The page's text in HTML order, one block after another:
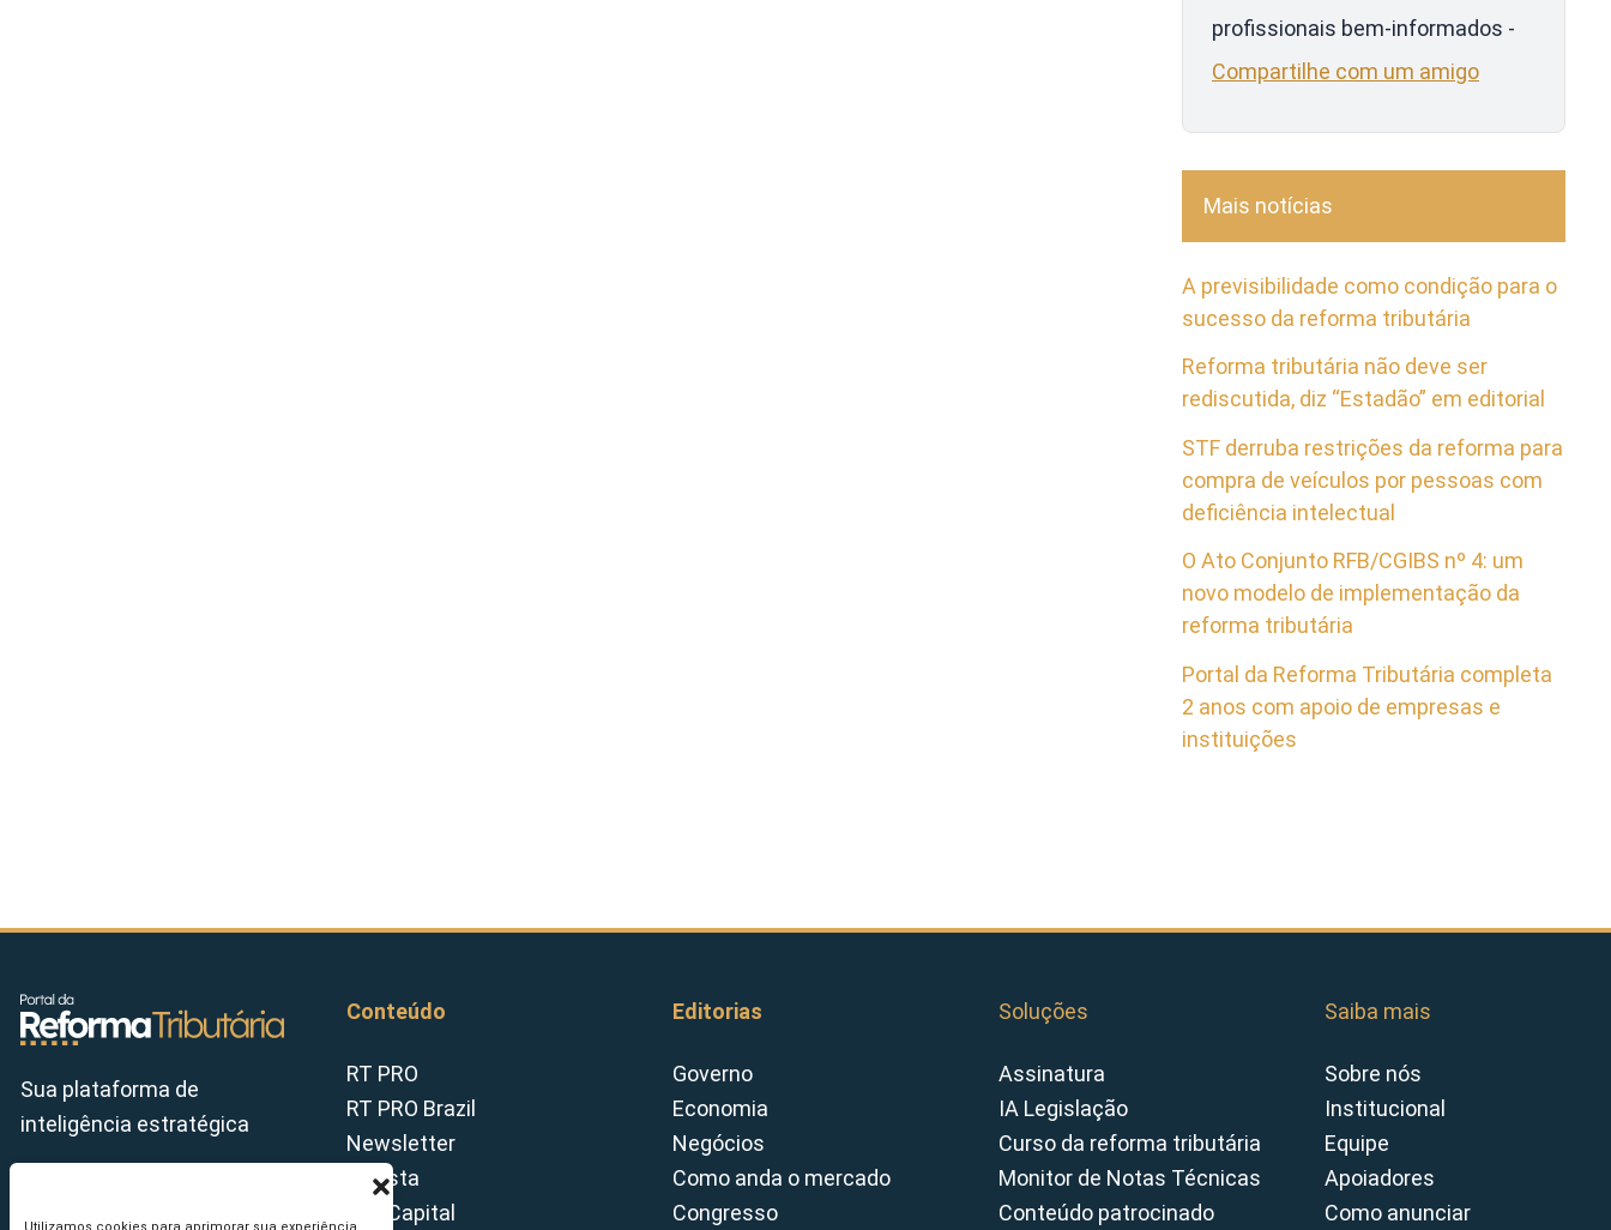
profissionais bem-informados -
Compartilhe com um amigo
Mais notícias
A previsibilidade como condição para o
sucesso da reforma tributária
Reforma tributária não deve ser
rediscutida, diz “Estadão” em editorial
STF derruba restrições da reforma para
compra de veículos por pessoas com
deficiência intelectual
O Ato Conjunto RFB/CGIBS nº 4: um
novo modelo de implementação da
reforma tributária
Portal da Reforma Tributária completa
2 anos com apoio de empresas e
instituições
Sua plataforma de
inteligência estratégica
Conteúdo
RT PRO
RT PRO Brazil
Newsletter
Revista
Tax Capital
Editorias
Governo
Economia
Negócios
Como anda o mercado
Congresso
Soluções
Assinatura
IA Legislação
Curso da reforma tributária
Monitor de Notas Técnicas
Conteúdo patrocinado
Saiba mais
Sobre nós
Institucional
Equipe
Apoiadores
Como anunciar